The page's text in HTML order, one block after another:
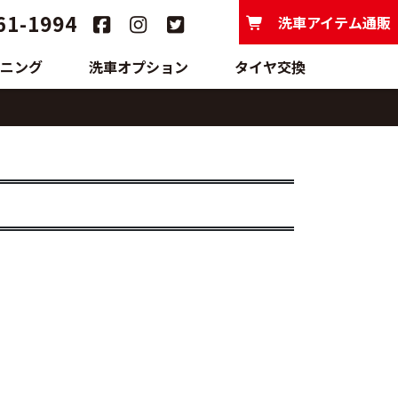
1994
ング 洗車オプション タイヤ交換
洗車アイテム通販